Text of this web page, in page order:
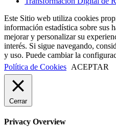
Este Sitio web utiliza cookies
información estadística sobre sus
mejorar y personalizar su
interés. Si sigue navegando,
y uso. Puede cambiar la
Política de Cookies ACEPTAR
Cerrar
Privacy Overview